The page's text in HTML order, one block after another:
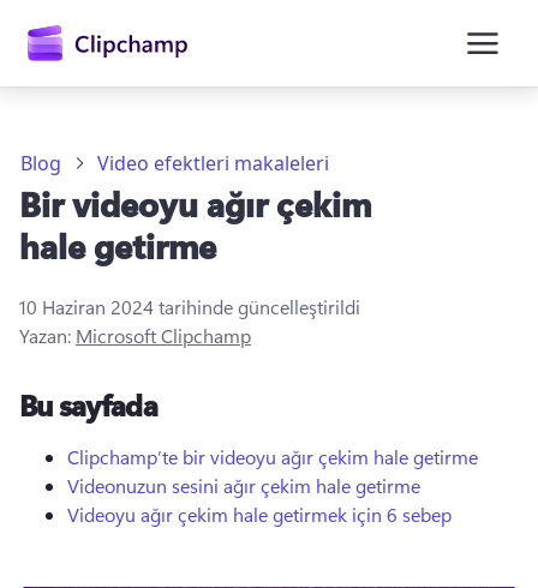
Ücretsiz deneyin
Blog Video efektleri makaleleri
Bir videoyu ağır çekim
hale getirme
10 Haziran 2024tarihinde güncelleştirildi
Yazan: Microsoft Clipchamp
Bu sayfada
Clipchamp’te bir videoyu ağır çekim hale getirme
Videonuzun sesini ağır çekim hale getirme
Videoyu ağır çekim hale getirmek için 6 sebep